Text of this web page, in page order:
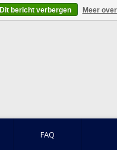
FAQ
Dit bericht verbergen Meer